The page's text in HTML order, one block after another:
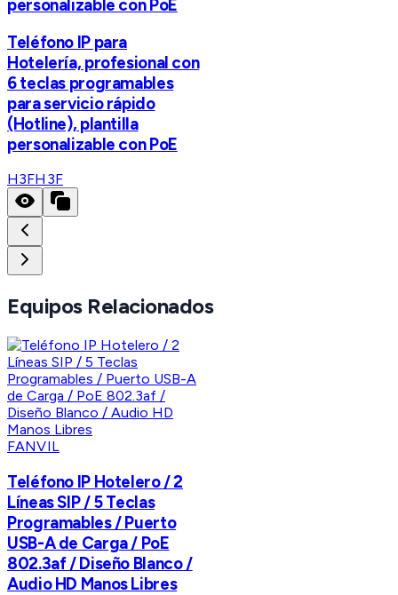
personalizable con PoE
Teléfono IP para
Hotelería, profesional con
6 teclas programables
para servicio rápido
(Hotline), plantilla
personalizable con PoE
H3FH3F
Equipos Relacionados
FANVIL
Teléfono IP Hotelero / 2
Líneas SIP / 5 Teclas
Programables / Puerto
USB-A de Carga / PoE
802.3af / Diseño Blanco /
Audio HD Manos Libres